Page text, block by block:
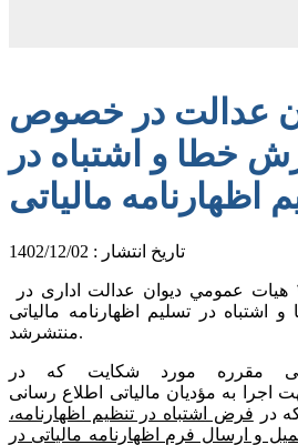
عدالت در خصوص
خطا و اشتباه در
اظهارنامه مالیاتی
تاریخ انتشار : 1402/12/02
در تسلیم اظهارنامه مالیاتی
منتشرشد.
مقرره مورد شکايت که در
اجرا به مؤديان مالیاتی اطلاع رسانی
در فرض اشتباه در تنظیم اظهارنامه،
و ارسال فرم اظهارنامه مالیاتی در